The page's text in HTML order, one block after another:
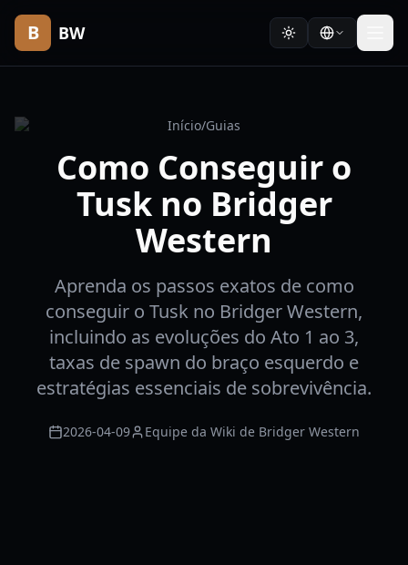
B BW
Início/Guias
Como Conseguir o
Tusk no Bridger
Western
Aprenda os passos exatos de como
conseguir o Tusk no Bridger Western,
incluindo as evoluções do Ato 1 ao 3,
taxas de spawn do braço esquerdo e
estratégias essenciais de sobrevivência.
2026-04-09 Equipe da Wiki de Bridger Western